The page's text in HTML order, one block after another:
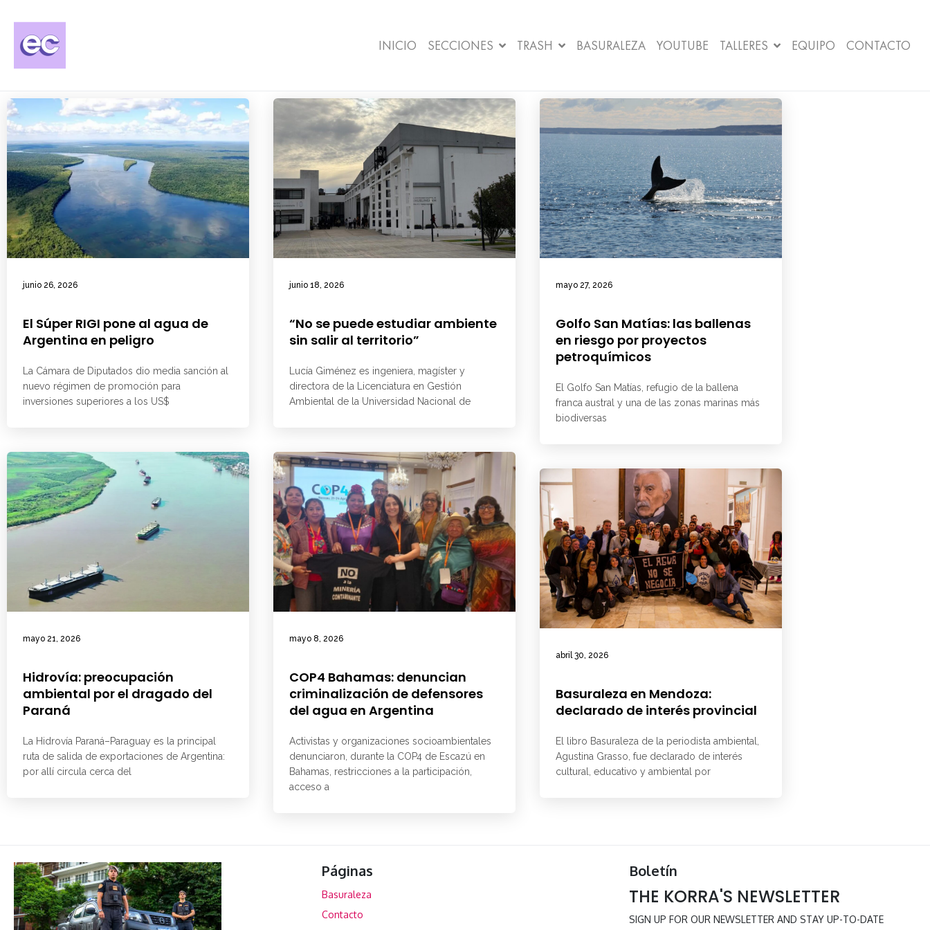
INICIO SECCIONES TRASH BASURALEZA YOUTUBE TALLERES EQUIPO CONTACTO
junio 26, 2026
El Súper RIGI pone al agua de
Argentina en peligro
La Cámara de Diputados dio media sanción al
nuevo régimen de promoción para
inversiones superiores a los US$
junio 18, 2026
“No se puede estudiar ambiente
sin salir al territorio”
Lucía Giménez es ingeniera, magíster y
directora de la Licenciatura en Gestión
Ambiental de la Universidad Nacional de
mayo 27, 2026
Golfo San Matías: las ballenas
en riesgo por proyectos
petroquímicos
El Golfo San Matías, refugio de la ballena
franca austral y una de las zonas marinas más
biodiversas
mayo 21, 2026
Hidrovía: preocupación
ambiental por el dragado del
Paraná
La Hidrovía Paraná–Paraguay es la principal
ruta de salida de exportaciones de Argentina:
por allí circula cerca del
mayo 8, 2026
COP4 Bahamas: denuncian
criminalización de defensores
del agua en Argentina
Activistas y organizaciones socioambientales
denunciaron, durante la COP4 de Escazú en
Bahamas, restricciones a la participación,
acceso a
abril 30, 2026
Basuraleza en Mendoza:
declarado de interés provincial
El libro Basuraleza de la periodista ambiental,
Agustina Grasso, fue declarado de interés
cultural, educativo y ambiental por
Páginas
Basuraleza
Contacto
Boletín
THE KORRA'S NEWSLETTER
SIGN UP FOR OUR NEWSLETTER AND STAY UP-TO-DATE